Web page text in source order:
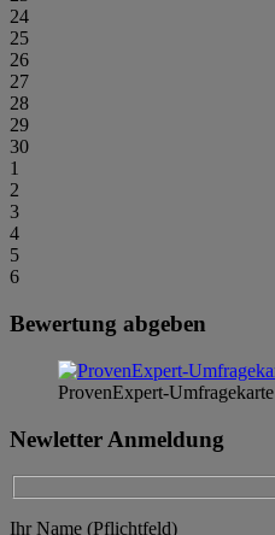
24
25
26
27
28
29
30
1
2
3
4
5
6
Bewertung abgeben
ProvenExpert-Umfragekarte
Newletter Anmeldung
Ihr Name (Pflichtfeld)